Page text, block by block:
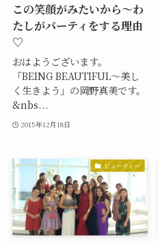
この笑顔がみたいから〜わ
たしがパーティをする理由
♡
おはようございます。
「BEING BEAUTIFUL〜美し
く生きよう」の岡野真美です。
&nbs...
2015年12月18日
ビューティー